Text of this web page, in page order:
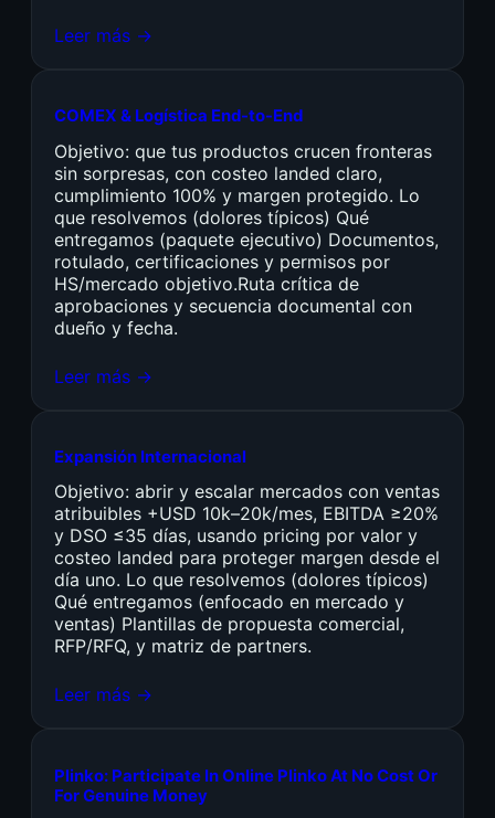
Leer más →
COMEX & Logística End-to-End
Objetivo: que tus productos crucen fronteras
sin sorpresas, con costeo landed claro,
cumplimiento 100% y margen protegido. Lo
que resolvemos (dolores típicos) Qué
entregamos (paquete ejecutivo) Documentos,
rotulado, certificaciones y permisos por
HS/mercado objetivo.Ruta crítica de
aprobaciones y secuencia documental con
dueño y fecha.
Leer más →
Expansión Internacional
Objetivo: abrir y escalar mercados con ventas
atribuibles +USD 10k–20k/mes, EBITDA ≥20%
y DSO ≤35 días, usando pricing por valor y
costeo landed para proteger margen desde el
día uno. Lo que resolvemos (dolores típicos)
Qué entregamos (enfocado en mercado y
ventas) Plantillas de propuesta comercial,
RFP/RFQ, y matriz de partners.
Leer más →
Plinko: Participate In Online Plinko At No Cost Or
For Genuine Money